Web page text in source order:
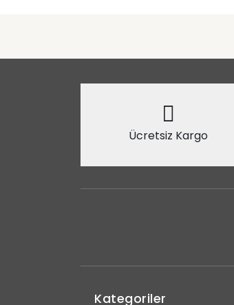
Ücretsiz Kargo
Kategoriler